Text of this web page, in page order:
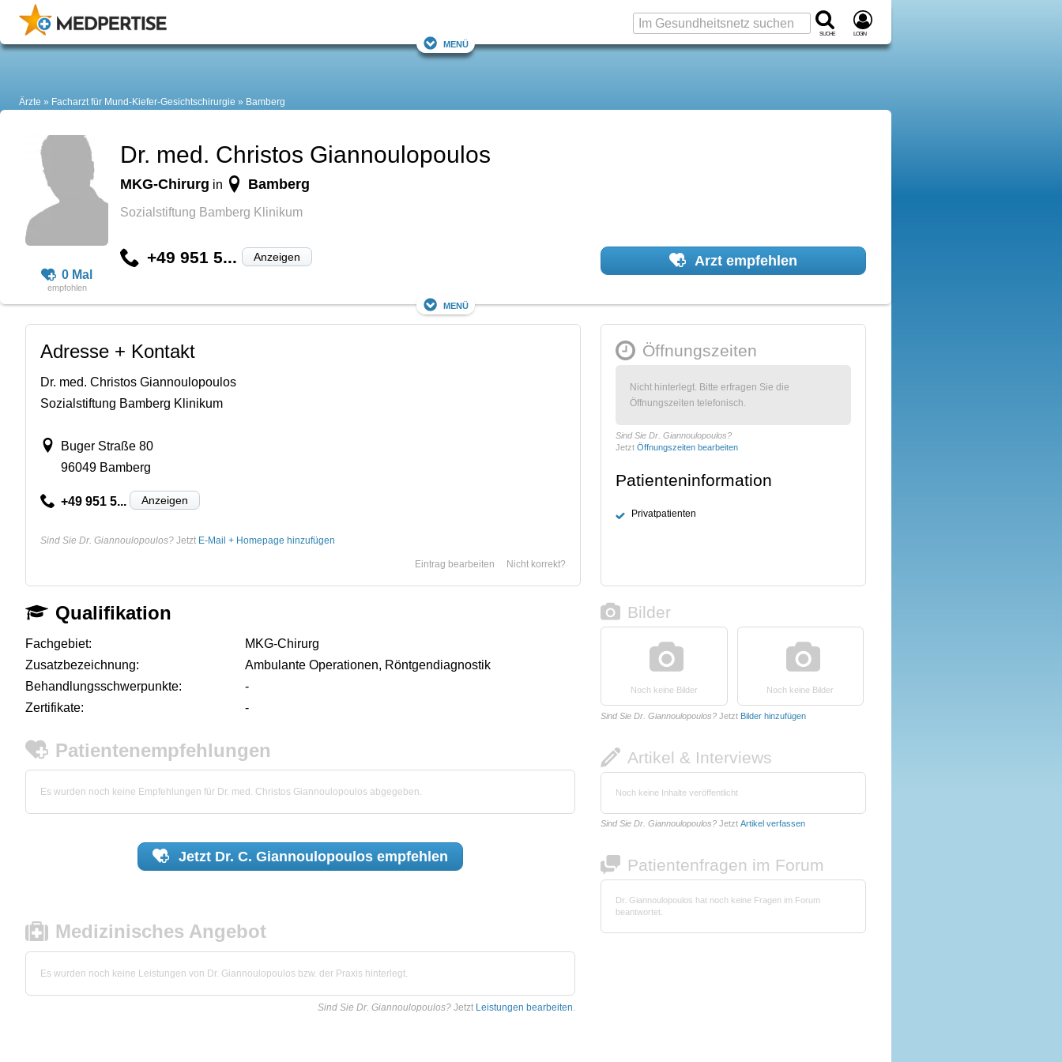
Suche Login
Menü
Ärzte Facharzt für Mund-Kiefer-Gesichtschirurgie Bamberg
0 Mal
Dr. med. Christos Giannoulopoulos
MKG-Chirurg in Bamberg
Sozialstiftung Bamberg Klinikum
+49 951 5... Anzeigen Arzt empfehlen
Menü
Adresse + Kontakt
Dr. med. Christos Giannoulopoulos
Sozialstiftung Bamberg Klinikum
Buger Straße 80
96049 Bamberg
+49 951 5... Anzeigen
Sind Sie Dr. Giannoulopoulos? Jetzt E-Mail + Homepage hinzufügen
Nicht korrekt?
Eintrag bearbeiten
Öffnungszeiten
Nicht hinterlegt. Bitte erfragen Sie die
Öffnungszeiten telefonisch.
Sind Sie Dr. Giannoulopoulos?
Jetzt Öffnungszeiten bearbeiten
Patienteninformation
Privatpatienten
Qualifikation
Fachgebiet:
MKG-Chirurg
Zusatzbezeichnung:
Ambulante Operationen, Röntgendiagnostik
Behandlungsschwerpunkte:
-
Zertifikate:
-
Patientenempfehlungen
Es wurden noch keine Empfehlungen für Dr. med. Christos Giannoulopoulos abgegeben.
Jetzt Dr. C. Giannoulopoulos empfehlen
Medizinisches Angebot
Es wurden noch keine Leistungen von Dr. Giannoulopoulos bzw. der Praxis hinterlegt.
Sind Sie Dr. Giannoulopoulos? Jetzt Leistungen bearbeiten.
Bilder
Noch keine Bilder Noch keine Bilder
Sind Sie Dr. Giannoulopoulos? Jetzt Bilder hinzufügen
Artikel & Interviews
Noch keine Inhalte veröffentlicht
Sind Sie Dr. Giannoulopoulos? Jetzt Artikel verfassen
Patientenfragen im Forum
Dr. Giannoulopoulos hat noch keine Fragen im Forum
beantwortet.